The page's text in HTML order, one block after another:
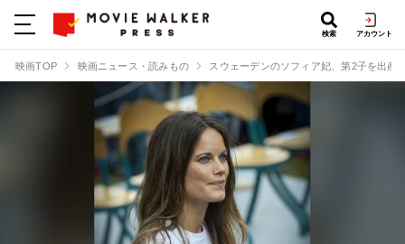
検索 アカウント
映画TOP 映画ニュース・読みもの スウェーデンのソフィア妃、第2子を出産